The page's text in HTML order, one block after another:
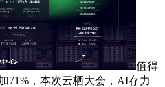
值得
71%，本次云栖大会，AI存力